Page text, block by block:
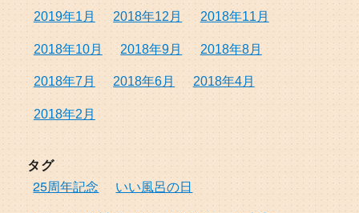
2019年1月 2018年12月 2018年11月
2018年10月 2018年9月 2018年8月
2018年7月 2018年6月 2018年4月
2018年2月
タグ
25周年記念
いい風呂の日